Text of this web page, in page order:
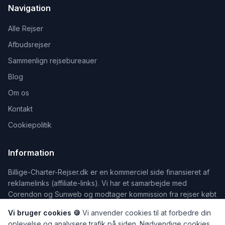
Navigation
Alle Rejser
Afbudsrejser
Sammenlign rejsebureauer
Blog
Om os
Kontakt
Cookiepolitik
Information
Billige-Charter-Rejser.dk er en kommerciel side finansieret af
reklamelinks (affiliate-links). Vi har et samarbejde med
Corendon og Sunweb og modtager kommission fra rejser købt
Der tages forbehold for eventuelle tastefejl og prisændringer.
Vi bruger cookies 🍪 Vi anvender cookies til at forbedre din